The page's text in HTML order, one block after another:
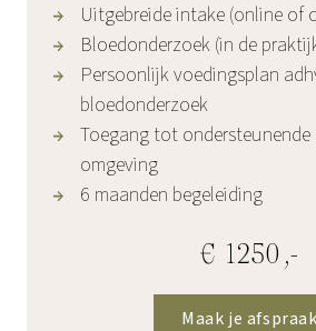
Uitgebreide intake (online of
Bloedonderzoek (in de
Persoonlijk voedingsplan
bloedonderzoek
Toegang tot
omgeving
6 maanden begeleiding
€ 1250,-
Maak je afspraak